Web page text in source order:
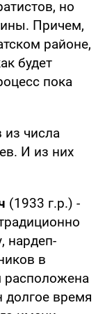
но
Причем,
районе,
будет
пока
из числа
И из них
(1933 г.р.) -
нардеп-
в
расположена
долгое время